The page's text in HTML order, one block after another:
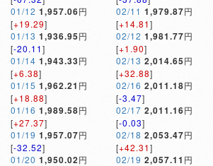
01/12 1,957.06円
[+19.29]
01/13 1,936.95円
[-20.11]
01/14 1,943.33円
[+6.38]
01/15 1,962.21 円
[+18.88]
01/16 1,989.58円
[+27.37]
01/19 1,957.07円
[-32.52]
01/20 1,950.02円
02/11 1,979.87円
[+14.81]
02/12 1,981.77円
[+1.90]
02/13 2,014.65円
[+32.88]
02/16 2,011.18円
[-3.47]
02/17 2,011.16円
[-0.03]
02/18 2,053.47円
[+42.31]
02/19 2,057.11 円